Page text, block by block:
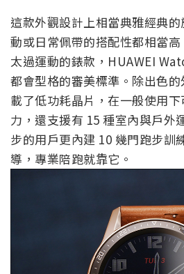
這款外觀設計上相當典雅經典
動或日常佩帶的搭配性都相當
太過運動的錶款，HUAWEI
都會型格的審美標準。除出色
載了低功耗晶片，在一般使用
力，還支援有 15 種室內與戶外
步的用戶更內建 10 幾門跑步訓
導，專業陪跑就靠它。